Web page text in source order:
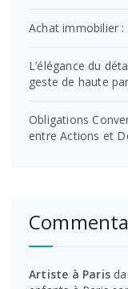
Achat immobilier
L’élégance du
geste de haute
Obligations
entre Actions et
Artiste à Paris